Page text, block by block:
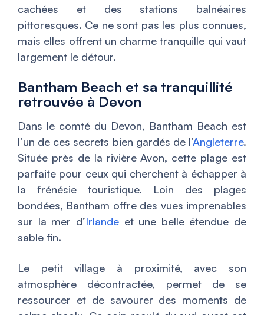
cachées et des stations balnéaires
pittoresques. Ce ne sont pas les plus connues,
mais elles offrent un charme tranquille qui vaut
largement le détour.
Bantham Beach et sa tranquillité
retrouvée à Devon
Dans le comté du Devon, Bantham Beach est
l’un de ces secrets bien gardés de l’Angleterre.
Située près de la rivière Avon, cette plage est
parfaite pour ceux qui cherchent à échapper à
la frénésie touristique. Loin des plages
bondées, Bantham offre des vues imprenables
sur la mer d’Irlandeet une belle étendue de
sable fin.
Le petit village à proximité, avec son
atmosphère décontractée, permet de se
ressourcer et de savourer des moments de